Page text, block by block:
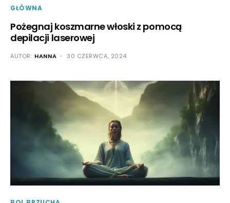
GŁÓWNA
Pożegnaj koszmarne włoski z pomocą
depilacji laserowej
AUTOR: HANNA 30 CZERWCA, 2024